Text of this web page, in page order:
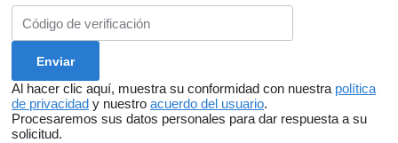
Al hacer clic aquí, muestra su conformidad con nuestra política
de privacidad y nuestro acuerdo del usuario.
Procesaremos sus datos personales para dar respuesta a su
solicitud.